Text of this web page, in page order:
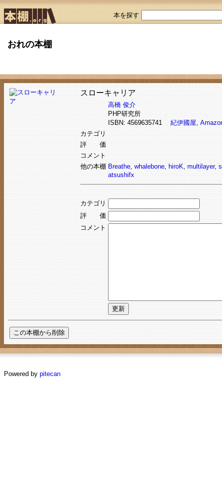
本を探す
おれの本棚
スローキャリア
高橋 俊介
PHP研究所
ISBN: 4569635741 紀伊國屋,
カテゴリ
評 価
コメント
他の本棚 Breathe, whalebone, hiroK, multilayer,
atsushifx
カテゴリ
評 価
コメント
Powered by pitecan